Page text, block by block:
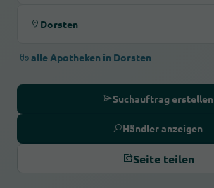
Dorsten
alle Apotheken in Dorsten
Suchauftrag erstellen
Händler anzeigen
Seite teilen